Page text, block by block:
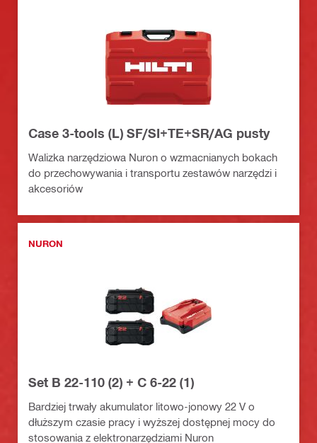
Case 3-tools (L) SF/SI+TE+SR/AG pusty
Walizka narzędziowa Nuron o wzmacnianych bokach
do przechowywania i transportu zestawów narzędzi i
akcesoriów
NURON
Set B 22-110 (2) + C 6-22 (1)
Bardziej trwały akumulator litowo-jonowy 22 V o
dłuższym czasie pracy i wyższej dostępnej mocy do
stosowania z elektronarzędziami Nuron